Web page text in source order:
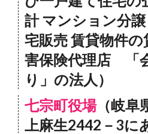
計 マンション分
宅販売 賃貸物件
害保険代理店 「
り」の法人）
七宗町役場（岐阜
上麻生2442－3に